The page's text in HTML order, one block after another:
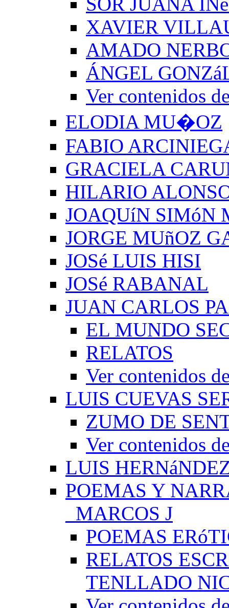
XAVIER
AMADO
ÁNGEL
Ver contenidos
ELODIA MU�OZ
FABIO
GRACIELA
HILARIO
JOAQUíN SIMóN
JORGE MUñOZ
JOSé LUIS HISI
JOSé RABANAL
JUAN CARLOS
EL MUNDO
RELATOS
Ver contenidos
LUIS CUEVAS
ZUMO DE
Ver contenidos
LUIS
POEMAS Y
_MARCOS J
POEMAS
RELATOS
TENLLADO